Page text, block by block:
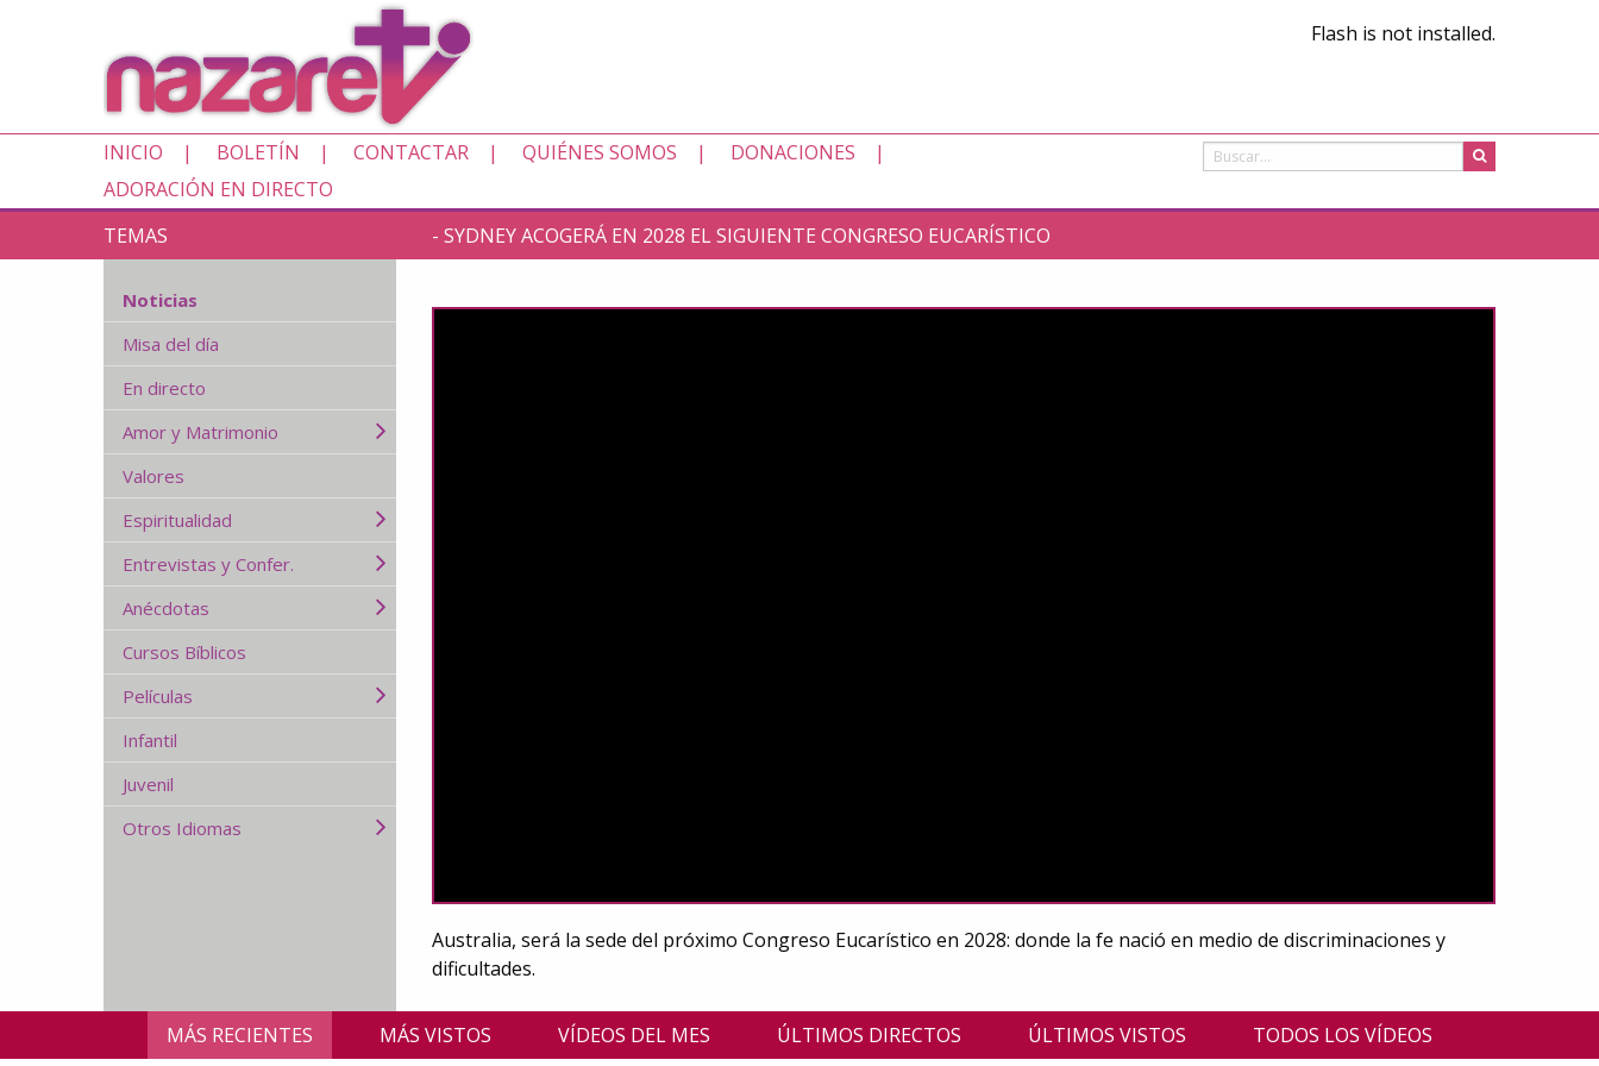
Flash is not installed.
INICIO BOLETÍN CONTACTAR QUIÉNES SOMOS
DONACIONES
ADORACIÓN EN DIRECTO
TEMAS
- SYDNEY ACOGERÁ EN 2028 EL SIGUIENTE CONGRESO EUCARÍSTICO
Noticias
Misa del día
En directo
Amor y Matrimonio
Valores
Espiritualidad
Entrevistas y Confer.
Anécdotas
Cursos Bíblicos
Películas
Infantil
Juvenil
Otros Idiomas
Australia, será la sede del próximo Congreso Eucarístico en 2028: donde la fe nació en medio de discriminaciones y
dificultades.
MÁS RECIENTES MÁS VISTOS VÍDEOS DEL MES ÚLTIMOS DIRECTOS ÚLTIMOS VISTOS TODOS LOS VÍDEOS